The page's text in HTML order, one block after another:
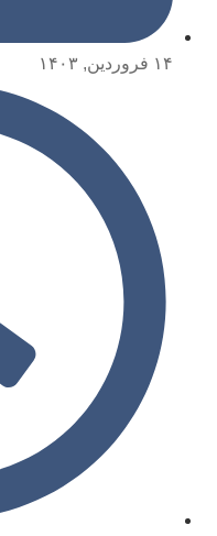
۱۴ فروردین, ۱۴۰۳